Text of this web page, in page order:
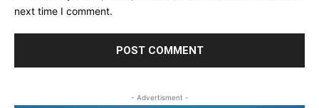
next time I comment.
- Advertisment -